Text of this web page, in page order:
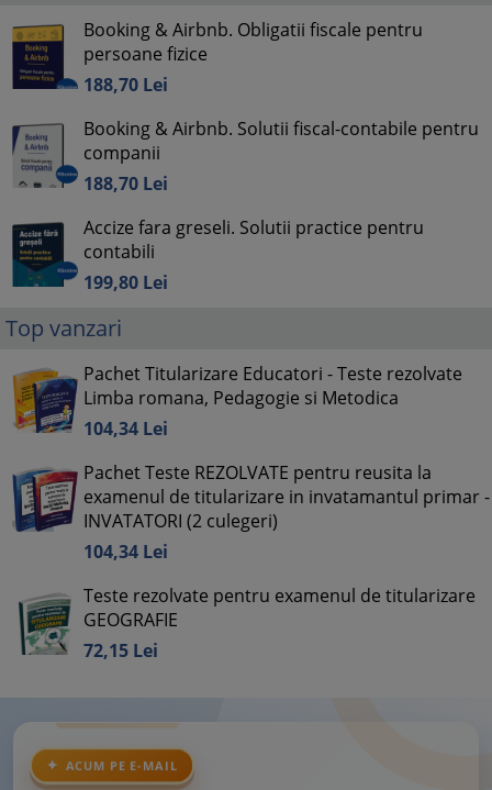
Booking & Airbnb. Obligatii fiscale pentru
persoane fizice
188,70 Lei
Booking & Airbnb. Solutii fiscal-contabile pentru
companii
188,70 Lei
Accize fara greseli. Solutii practice pentru
contabili
199,80 Lei
Top vanzari
Pachet Titularizare Educatori - Teste rezolvate
Limba romana, Pedagogie si Metodica
104,34 Lei
Pachet Teste REZOLVATE pentru reusita la
examenul de titularizare in invatamantul primar -
INVATATORI (2 culegeri)
104,34 Lei
Teste rezolvate pentru examenul de titularizare
GEOGRAFIE
72,15 Lei
ACUM PE E-MAIL